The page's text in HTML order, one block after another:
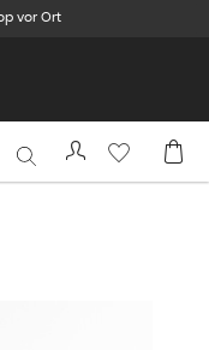
vor Ort